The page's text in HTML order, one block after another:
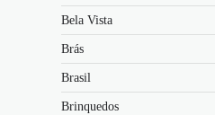
Bela Vista
Brás
Brasil
Brinquedos